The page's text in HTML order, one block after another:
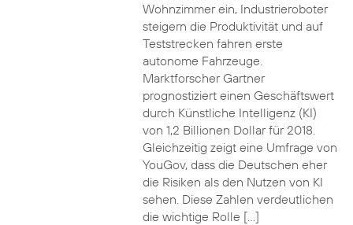
Wohnzimmer ein, Industrieroboter
steigern die Produktivität und auf
Teststrecken fahren erste
autonome Fahrzeuge.
Marktforscher Gartner
prognostiziert einen Geschäftswert
durch Künstliche Intelligenz (KI)
von 1,2 Billionen Dollar für 2018.
Gleichzeitig zeigt eine Umfrage von
YouGov, dass die Deutschen eher
die Risiken als den Nutzen von KI
sehen. Diese Zahlen verdeutlichen
die wichtige Rolle […]